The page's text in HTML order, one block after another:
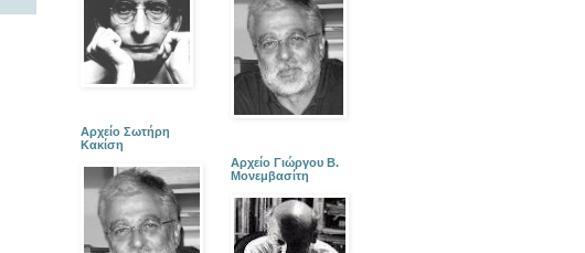
Αρχείο Σωτήρη
Κακίση
Αρχείο Γιώργου Β.
Μονεμβασίτη